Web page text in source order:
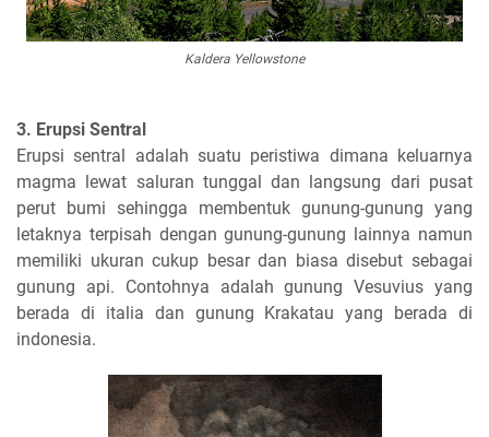
Kaldera Yellowstone
3. Erupsi Sentral
Erupsi sentral adalah suatu peristiwa dimana keluarnya
magma lewat saluran tunggal dan langsung dari pusat
perut bumi sehingga membentuk gunung-gunung yang
letaknya terpisah dengan gunung-gunung lainnya namun
memiliki ukuran cukup besar dan biasa disebut sebagai
gunung api. Contohnya adalah gunung Vesuvius yang
berada di italia dan gunung Krakatau yang berada di
indonesia.